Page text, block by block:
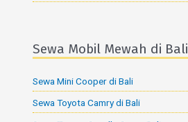
Sewa Mobil Mewah di Bali
Sewa Mini Cooper di Bali
Sewa Toyota Camry di Bali